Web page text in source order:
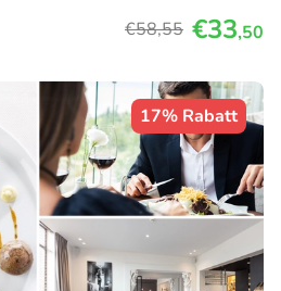
€58,55 €33,50
17% Rabatt